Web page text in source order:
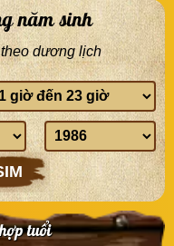
năm sinh
dương lịch
Năm
sinh
tuổi